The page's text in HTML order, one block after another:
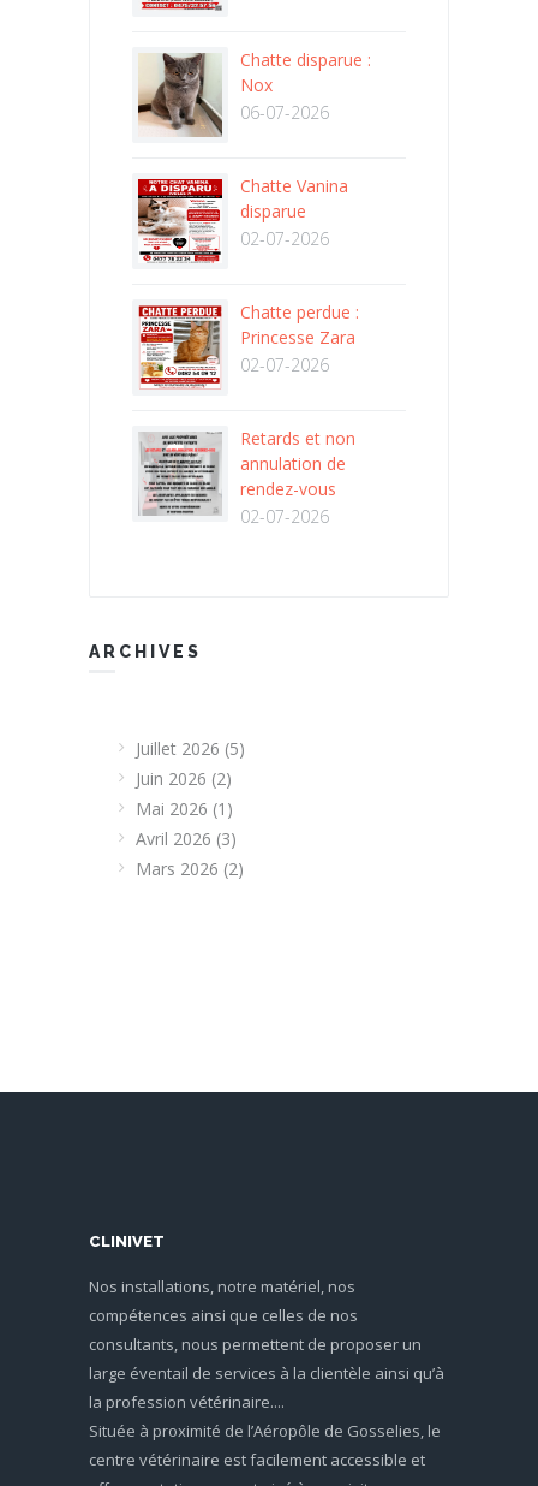
Chatte disparue :
Nox
06-07-2026
Chatte Vanina
disparue
02-07-2026
Chatte perdue :
Princesse Zara
02-07-2026
Retards et non
annulation de
rendez-vous
02-07-2026
ARCHIVES
Juillet 2026 (5)
Juin 2026 (2)
Mai 2026 (1)
Avril 2026 (3)
Mars 2026 (2)
CLINIVET
Nos installations, notre matériel, nos
compétences ainsi que celles de nos
consultants, nous permettent de proposer un
large éventail de services à la clientèle ainsi qu’à
la profession vétérinaire....
Située à proximité de l’Aéropôle de Gosselies, le
centre vétérinaire est facilement accessible et